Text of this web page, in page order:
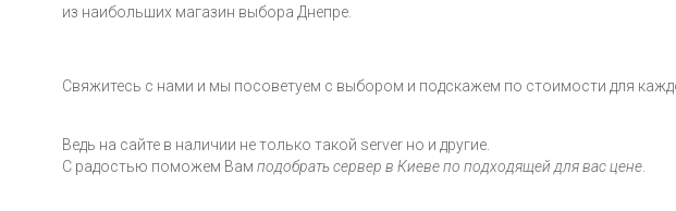
из наибольших магазин выбора Днепре.
Свяжитесь с нами и мы посоветуем с выбором и подскажем по стоимости для
Ведь на сайте в наличии не только такой server но и другие.
С радостью поможем Вам подобрать сервер в Киеве по подходящей для вас цене